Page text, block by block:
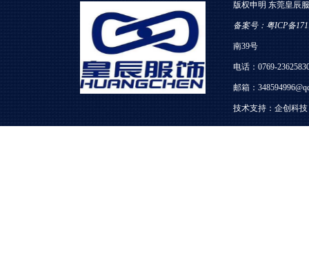
版权申明 东莞皇辰
备案号：粤ICP备
南39号
电话：0769-
邮箱：
技术支持： 企创科技